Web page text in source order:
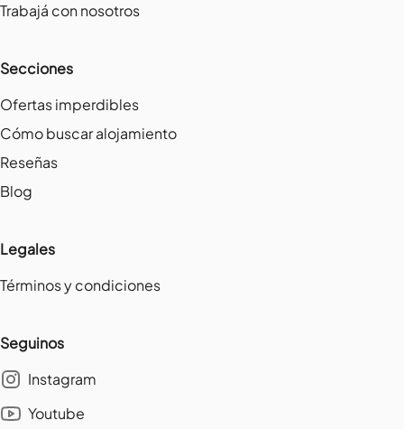
Trabajá con nosotros
Secciones
Ofertas imperdibles
Cómo buscar alojamiento
Reseñas
Blog
Legales
Términos y condiciones
Seguinos
Instagram
Youtube